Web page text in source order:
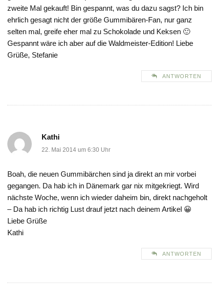
zweite Mal gekauft! Bin gespannt, was du dazu sagst? Ich bin
ehrlich gesagt nicht der größe Gummibären-Fan, nur ganz
selten mal, greife eher mal zu Schokolade und Keksen 🙂
Gespannt wäre ich aber auf die Waldmeister-Edition! Liebe
Grüße, Stefanie
ANTWORTEN
Kathi
22. Mai 2014 um 6:30 Uhr
Boah, die neuen Gummibärchen sind ja direkt an mir vorbei
gegangen. Da hab ich in Dänemark gar nix mitgekriegt. Wird
nächste Woche, wenn ich wieder daheim bin, direkt nachgeholt
– Da hab ich richtig Lust drauf jetzt nach deinem Artikel 😀
Liebe Grüße
Kathi
ANTWORTEN